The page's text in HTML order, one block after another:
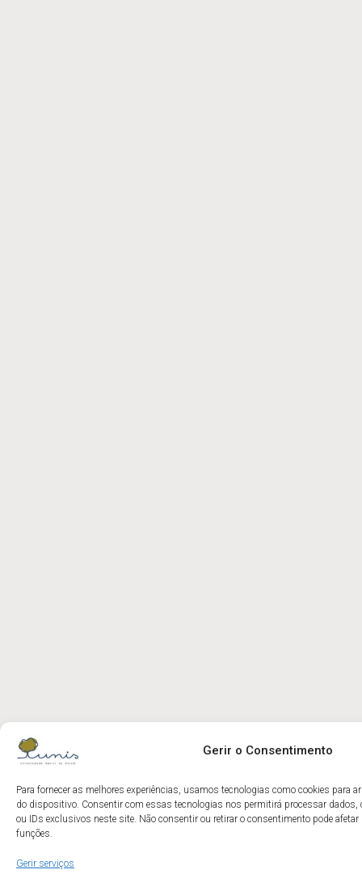
Gerir o Consentimento
Para fornecer as melhores experiências, usamos tecnologias como cookies para
do dispositivo. Consentir com essas tecnologias nos permitirá processar dados,
ou IDs exclusivos neste site. Não consentir ou retirar o consentimento pode
funções.
Gerir serviços